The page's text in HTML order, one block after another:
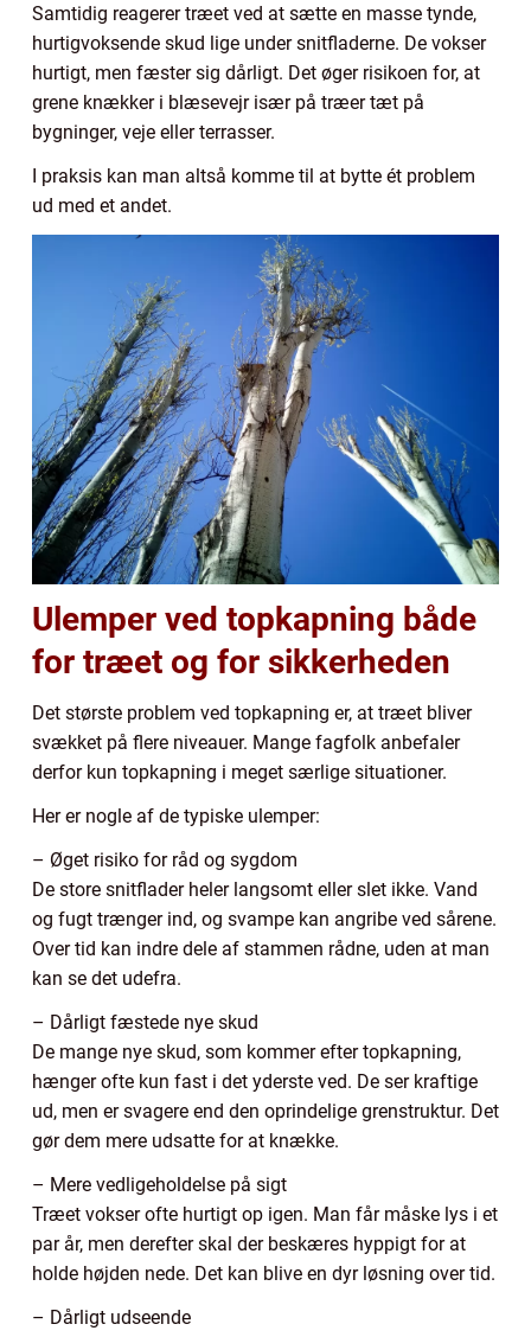
Samtidig reagerer træet ved at sætte en masse tynde,
hurtigvoksende skud lige under snitfladerne. De vokser
hurtigt, men fæster sig dårligt. Det øger risikoen for, at
grene knækker i blæsevejr især på træer tæt på
bygninger, veje eller terrasser.
I praksis kan man altså komme til at bytte ét problem
ud med et andet.
Ulemper ved topkapning både
for træet og for sikkerheden
Det største problem ved topkapning er, at træet bliver
svækket på flere niveauer. Mange fagfolk anbefaler
derfor kun topkapning i meget særlige situationer.
Her er nogle af de typiske ulemper:
– Øget risiko for råd og sygdom
De store snitflader heler langsomt eller slet ikke. Vand
og fugt trænger ind, og svampe kan angribe ved sårene.
Over tid kan indre dele af stammen rådne, uden at man
kan se det udefra.
– Dårligt fæstede nye skud
De mange nye skud, som kommer efter topkapning,
hænger ofte kun fast i det yderste ved. De ser kraftige
ud, men er svagere end den oprindelige grenstruktur. Det
gør dem mere udsatte for at knække.
– Mere vedligeholdelse på sigt
Træet vokser ofte hurtigt op igen. Man får måske lys i et
par år, men derefter skal der beskæres hyppigt for at
holde højden nede. Det kan blive en dyr løsning over tid.
– Dårligt udseende